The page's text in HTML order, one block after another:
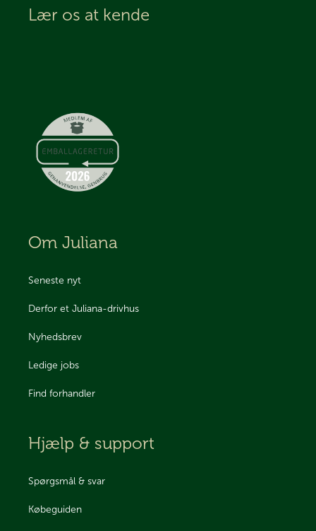
Lær os at kende
Om Juliana
Seneste nyt
Derfor et Juliana-drivhus
Nyhedsbrev
Ledige jobs
Find forhandler
Hjælp & support
Spørgsmål & svar
Købeguiden